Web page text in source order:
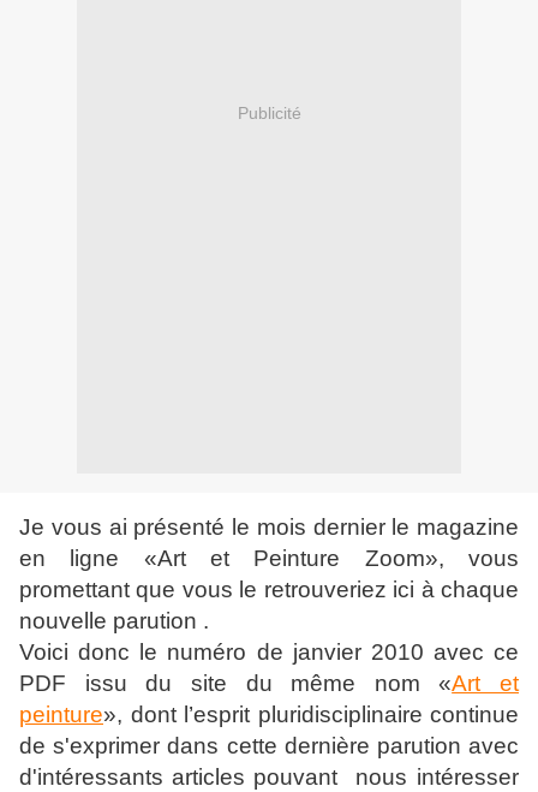
Publicité
Je vous ai présenté le mois dernier le magazine
en ligne «Art et Peinture Zoom», vous
promettant que vous le retrouveriez ici à chaque
nouvelle parution .
Voici donc le numéro de janvier 2010 avec ce
PDF issu du site du même nom «Art et
peinture», dont l’esprit pluridisciplinaire continue
de s'exprimer dans cette dernière parution avec
d'intéressants articles pouvant nous intéresser